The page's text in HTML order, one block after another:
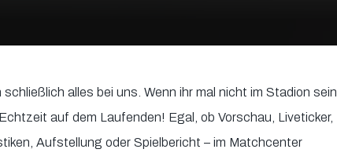
alles bei uns. Wenn ihr mal nicht im Stadion sein
auf dem Laufenden! Egal, ob Vorschau, Liveticker,
Aufstellung oder Spielbericht – im Matchcenter